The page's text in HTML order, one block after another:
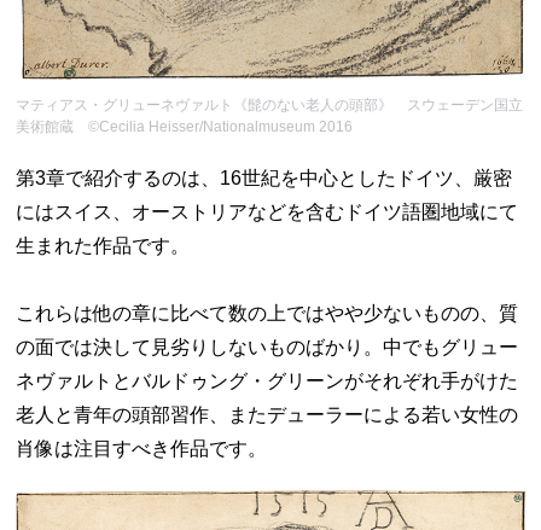
マティアス・グリューネヴァルト《髭のない老人の頭部》 スウェーデン国立
美術館蔵 ©Cecilia Heisser/Nationalmuseum 2016
第3章で紹介するのは、16世紀を中心としたドイツ、厳密
にはスイス、オーストリアなどを含むドイツ語圏地域にて
生まれた作品です。
これらは他の章に比べて数の上ではやや少ないものの、質
の面では決して見劣りしないものばかり。中でもグリュー
ネヴァルトとバルドゥング・グリーンがそれぞれ手がけた
老人と青年の頭部習作、またデューラーによる若い女性の
肖像は注目すべき作品です。